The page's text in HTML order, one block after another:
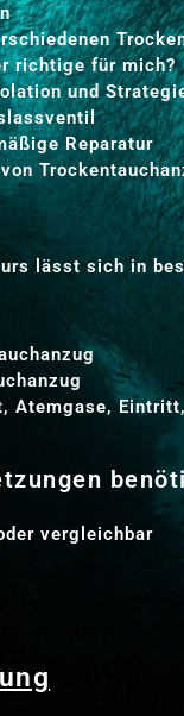
richtige für mich?
und
Reparatur
lässt sich in
Atemgase,
vergleichbar